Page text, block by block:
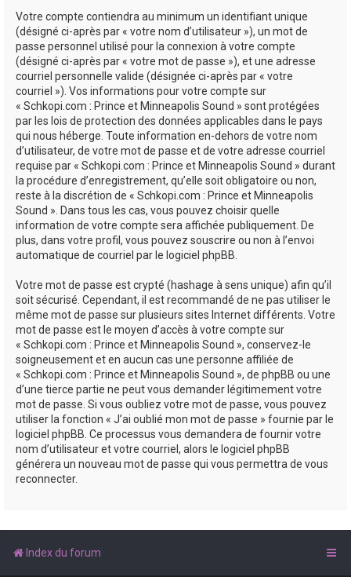
Votre compte contiendra au minimum un identifiant unique
(désigné ci-après par « votre nom d’utilisateur »), un mot de
passe personnel utilisé pour la connexion à votre compte
(désigné ci-après par « votre mot de passe »), et une adresse
courriel personnelle valide (désignée ci-après par « votre
courriel »). Vos informations pour votre compte sur
« Schkopi.com : Prince et Minneapolis Sound » sont protégées
par les lois de protection des données applicables dans le pays
qui nous héberge. Toute information en-dehors de votre nom
d’utilisateur, de votre mot de passe et de votre adresse courriel
requise par « Schkopi.com : Prince et Minneapolis Sound » durant
la procédure d’enregistrement, qu’elle soit obligatoire ou non,
reste à la discrétion de « Schkopi.com : Prince et Minneapolis
Sound ». Dans tous les cas, vous pouvez choisir quelle
information de votre compte sera affichée publiquement. De
plus, dans votre profil, vous pouvez souscrire ou non à l’envoi
automatique de courriel par le logiciel phpBB.
Votre mot de passe est crypté (hashage à sens unique) afin qu’il
soit sécurisé. Cependant, il est recommandé de ne pas utiliser le
même mot de passe sur plusieurs sites Internet différents. Votre
mot de passe est le moyen d’accès à votre compte sur
« Schkopi.com : Prince et Minneapolis Sound », conservez-le
soigneusement et en aucun cas une personne affiliée de
« Schkopi.com : Prince et Minneapolis Sound », de phpBB ou une
d’une tierce partie ne peut vous demander légitimement votre
mot de passe. Si vous oubliez votre mot de passe, vous pouvez
utiliser la fonction « J’ai oublié mon mot de passe » fournie par le
logiciel phpBB. Ce processus vous demandera de fournir votre
nom d’utilisateur et votre courriel, alors le logiciel phpBB
générera un nouveau mot de passe qui vous permettra de vous
reconnecter.
Index du forum